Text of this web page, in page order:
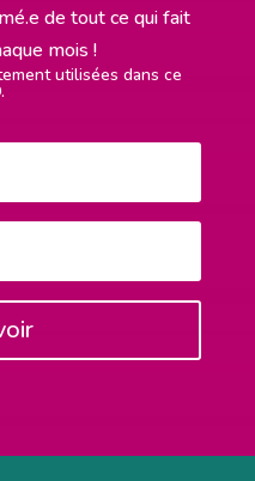
de tout ce qui fait
mois !
utilisées dans ce